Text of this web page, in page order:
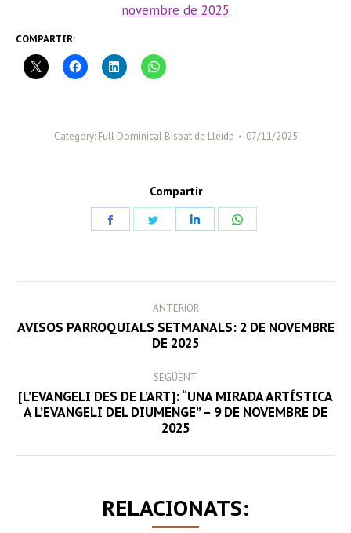
novembre de 2025
COMPARTIR:
Category: Full Dominical Bisbat de Lleida 07/11/2025
Compartir
NAVIGATION
ANTERIOR
Previous
AVISOS PARROQUIALS SETMANALS: 2 DE NOVEMBRE
DE 2025
SEGÜENT
Next
post:
[L’EVANGELI DES DE L’ART]: “UNA MIRADA ARTÍSTICA
A L’EVANGELI DEL DIUMENGE” – 9 DE NOVEMBRE DE
2025
RELACIONATS: